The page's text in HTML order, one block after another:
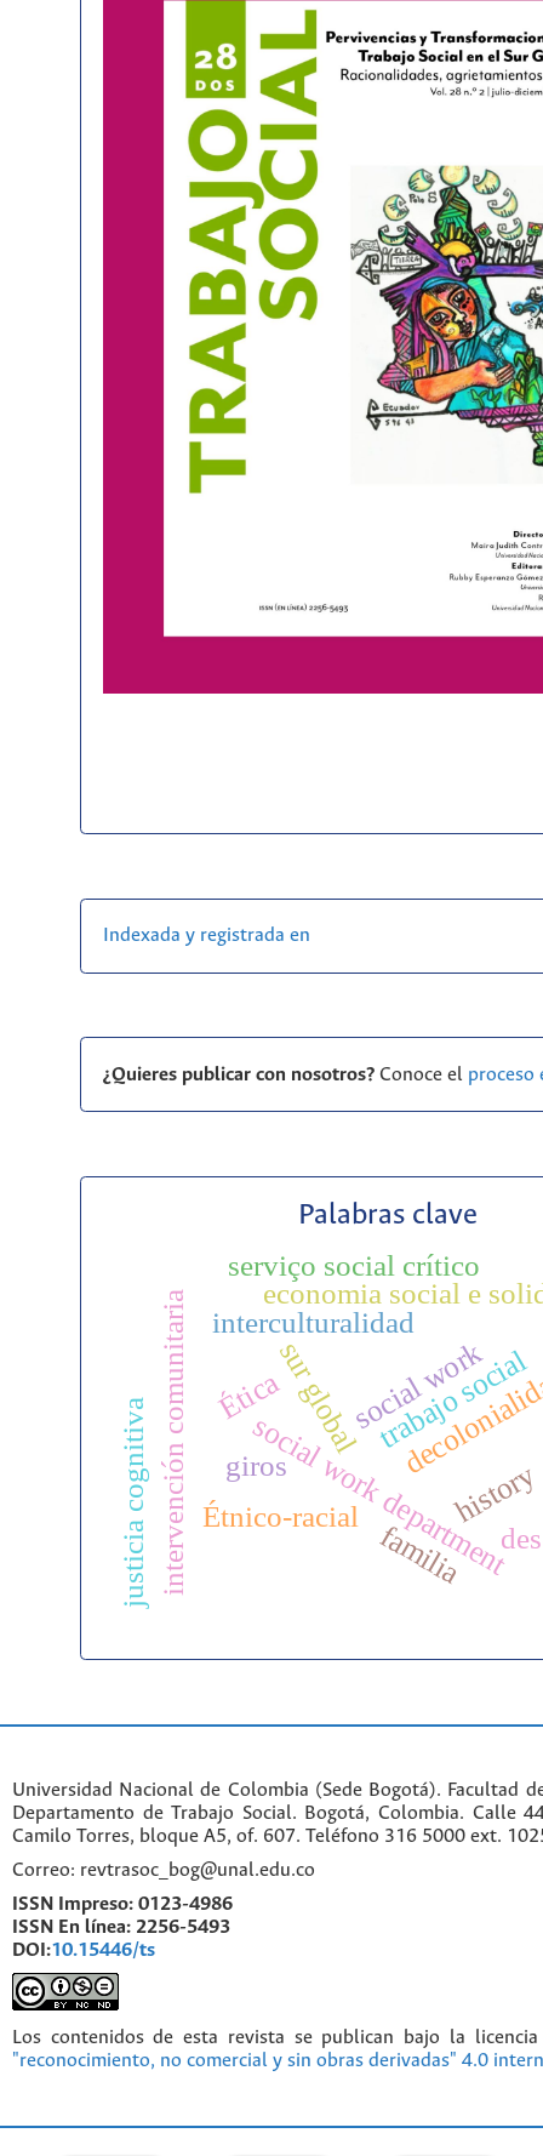
Indexada y registrada en
¿Quieres publicar con nosotros?Conoce el
Palabras clave
social work
history
social work department
trabajo social
sur global
interculturalidad
giros
intervención comunitaria economia social e
serviço social crítico
Étnico-racial
Ética
familia
justicia cognitiva
Universidad Nacional de Colombia (Sede Bogotá). Facultad
Departamento de Trabajo Social. Bogotá, Colombia. Calle
Camilo Torres, bloque A5, of. 607. Teléfono 316 5000 ext.
Correo: revtrasoc_bog@unal.edu.co
ISSN Impreso: 0123-4986
ISSN En línea: 2256-5493
DOI:10.15446/ts
Los contenidos de esta revista se publican bajo la
"reconocimiento, no comercial y sin obras derivadas" 4.0